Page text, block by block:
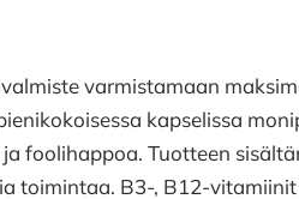
varmistamaan
kapselissa
foolihappoa. Tuotteen
toimintaa. B3-, B12-